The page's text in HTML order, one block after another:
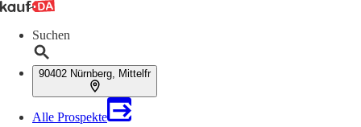
Suchen
90402 Nürnberg, Mittelfr
Alle Prospekte